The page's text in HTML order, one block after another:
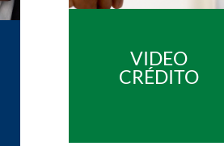
VIDEO
CRÉDITO